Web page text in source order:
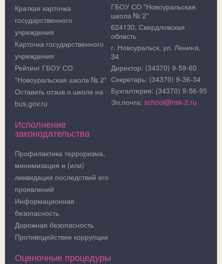
Краткая карточка
государственного
учреждения
Карточка государственного
учреждения
Рейтинг ГБОУ СО
"Новоуральская школа № 2"
Оставить отзыв о школе на
bus.gov.ru
Исполнение
законодательства
Профилактика терроризма,
минимизация и (или)
ликвидация последствий его
проявлений
Информационная
безопасность
Дорожная безопасность
Противодействие коррупции
Оценочные процедуры
ГБОУ СО "Новоуральская
школа № 2"
624130, Свердловская
область
г. Новоуральск, ул. Ленина,
34
Директор: (34370) 9-59-60
Секретарь: (34370) 9-36-34
Бухгалтерия: (34370) 9-56-95
Эл.почта: school@nsk-2.ru